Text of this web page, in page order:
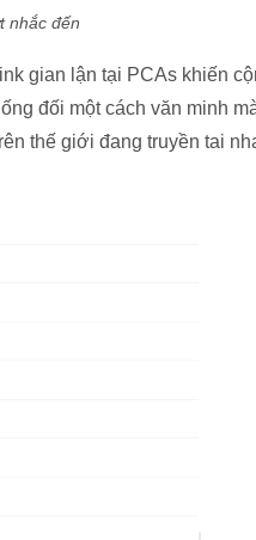
nhắc đến
gian lận tại PCAs khiến
đối một cách văn minh
thế giới đang truyền tai